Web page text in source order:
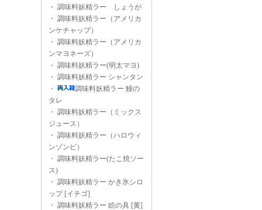
・ 調味料妖精ラー しょうが
・ 調味料妖精ラー（アメリカ
ンケチャップ）
・ 調味料妖精ラー（アメリカ
ンマヨネーズ）
・ 調味料妖精ラー(明太マヨ)
・ 調味料妖精ラー シャンタン
・
調味料妖精ラー 鰻の
タレ
・ 調味料妖精ラー（ミックス
ジュース）
・ 調味料妖精ラー（ハロウィ
ンゾンビ）
・ 調味料妖精ラー(たこ焼ソー
ス)
・ 調味料妖精ラー かき氷シロ
ップ [イチゴ]
・ 調味料妖精ラー 絵の具 [黄]